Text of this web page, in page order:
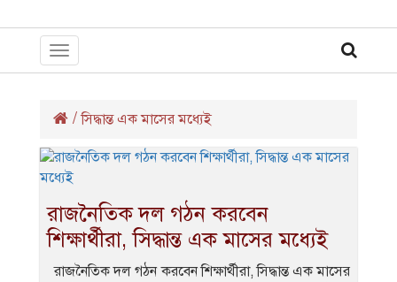
Toggle
navigation
/সিদ্ধান্ত এক মাসের মধ্যেই
রাজনৈতিক দল গঠন করবেন
শিক্ষার্থীরা, সিদ্ধান্ত এক মাসের মধ্যেই
রাজনৈতিক দল গঠন করবেন শিক্ষার্থীরা, সিদ্ধান্ত এক মাসের